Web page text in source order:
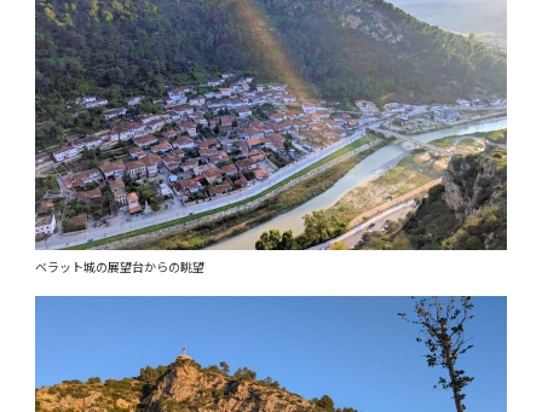
ベラット城の展望台からの眺望